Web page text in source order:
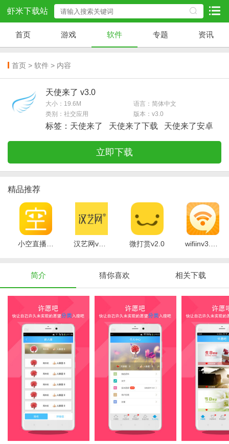
虾米下载站
首页 游戏 软件 专题 资讯
首页 > 软件 > 内容
天使来了 v3.0
大小：19.6M
语言：简体中文
类别：社交应用
版本：v3.0
标签： 天使来了 天使来了下载 天使来了安卓
立即下载
精品推荐
汉艺网v3.1.4 微打赏v2.0
简介 猜你喜欢 相关下载